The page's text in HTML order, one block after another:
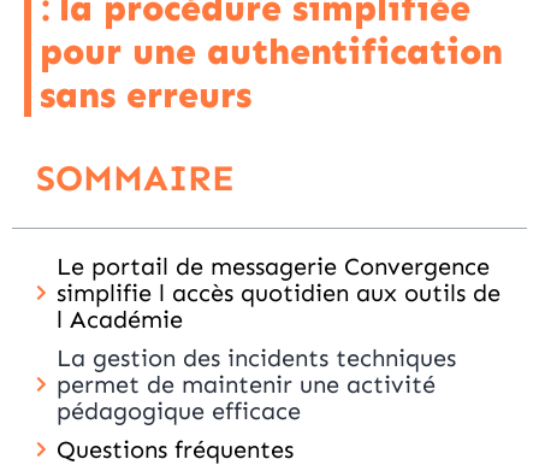
pour une authentification
sans erreurs
SOMMAIRE
Le portail de messagerie Convergence
simplifie l accès quotidien aux outils de
l Académie
La gestion des incidents techniques
permet de maintenir une activité
pédagogique efficace
Questions fréquentes